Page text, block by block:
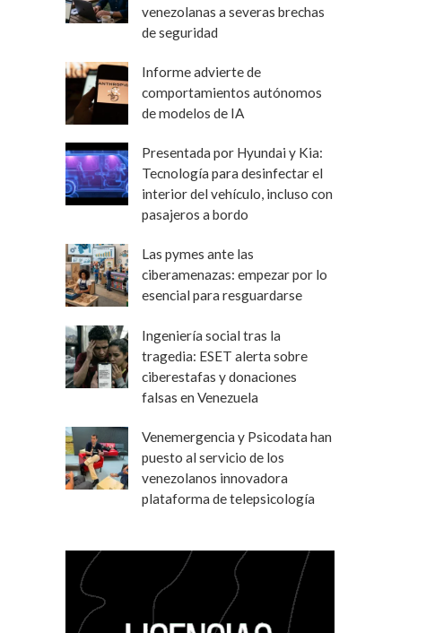
venezolanas a severas brechas
de seguridad
Informe advierte de
comportamientos autónomos
de modelos de IA
Presentada por Hyundai y Kia:
Tecnología para desinfectar el
interior del vehículo, incluso con
pasajeros a bordo
Las pymes ante las
ciberamenazas: empezar por lo
esencial para resguardarse
Ingeniería social tras la
tragedia: ESET alerta sobre
ciberestafas y donaciones
falsas en Venezuela
Venemergencia y Psicodata han
puesto al servicio de los
venezolanos innovadora
plataforma de telepsicología